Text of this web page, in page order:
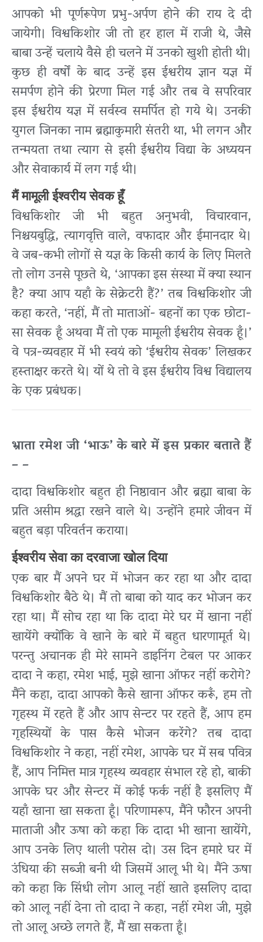
आपको भी पूर्णरूपेण प्रभु-अर्पण होने की राय दे दी
जायेगी। विश्वकिशोर जी तो हर हाल में राजी थे, जैसे
बाबा उन्हें चलाये वैसे ही चलने में उनको खुशी होती थी।
कुछ ही वर्षों के बाद उन्हें इस ईश्वरीय ज्ञान यज्ञ में
समर्पण होने की प्रेरणा मिल गई और तब वे सपरिवार
इस ईश्वरीय यज्ञ में सर्वस्व समर्पित हो गये थे। उनकी
युगल जिनका नाम ब्रह्माकुमारी संतरी था, भी लगन और
तन्मयता तथा त्याग से इसी ईश्वरीय विद्या के अध्ययन
और सेवाकार्य में लग गई थी।
मैं मामूली ईश्वरीय सेवक हूँ
विश्वकिशोर जी भी बहुत अनुभवी, विचारवान,
निश्चयबुद्धि, त्यागवृत्ति वाले, वफादार और ईमानदार थे।
वे जब-कभी लोगों से यज्ञ के किसी कार्य के लिए मिलते
तो लोग उनसे पूछते थे, ‘आपका इस संस्था में क्या स्थान
है? क्या आप यहाँ के सेक्रेटरी हैं?’ तब विश्वकिशोर जी
कहा करते, ‘नहीं, मैं तो माताओं- बहनों का एक छोटा-
सा सेवक हूँ अथवा मैं तो एक मामूली ईश्वरीय सेवक हूँ।’
वे पत्र-व्यवहार में भी स्वयं को ‘ईश्वरीय सेवक’ लिखकर
हस्ताक्षर करते थे। यों थे तो वे इस ईश्वरीय विश्व विद्यालय
के एक प्रबंधक।
भ्राता रमेश जी ‘भाऊ’ के बारे में इस प्रकार बताते हैं
– –
दादा विश्वकिशोर बहुत ही निष्ठावान और ब्रह्मा बाबा के
प्रति असीम श्रद्धा रखने वाले थे। उन्होंने हमारे जीवन में
बहुत बड़ा परिवर्तन कराया।
ईश्वरीय सेवा का दरवाजा खोल दिया
एक बार मैं अपने घर में भोजन कर रहा था और दादा
विश्वकिशोर बैठे थे। मैं तो बाबा को याद कर भोजन कर
रहा था। मैं सोच रहा था कि दादा मेरे घर में खाना नहीं
खायेंगे क्योंकि वे खाने के बारे में बहुत धारणामूर्त थे।
परन्तु अचानक ही मेरे सामने डाइनिंग टेबल पर आकर
दादा ने कहा, रमेश भाई, मुझे खाना ऑफर नहीं करोगे?
मैंने कहा, दादा आपको कैसे खाना ऑफर करूँ, हम तो
गृहस्थ में रहते हैं और आप सेन्टर पर रहते हैं, आप हम
गृहस्थियों के पास कैसे भोजन करेंगे? तब दादा
विश्वकिशोर ने कहा, नहीं रमेश, आपके घर में सब पवित्र
हैं, आप निमित्त मात्र गृहस्थ व्यवहार संभाल रहे हो, बाकी
आपके घर और सेन्टर में कोई फर्क नहीं है इसलिए मैं
यहाँ खाना खा सकता हूँ। परिणामरूप, मैंने फौरन अपनी
माताजी और ऊषा को कहा कि दादा भी खाना खायेंगे,
आप उनके लिए थाली परोस दो। उस दिन हमारे घर में
उंधिया की सब्जी बनी थी जिसमें आलू भी थे। मैंने ऊषा
को कहा कि सिंधी लोग आलू नहीं खाते इसलिए दादा
को आलू नहीं देना तो दादा ने कहा, नहीं रमेश जी, मुझे
तो आलू अच्छे लगते हैं, मैं खा सकता हूँ।